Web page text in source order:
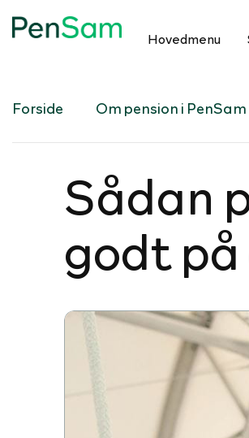
Hovedmenu
Forside Om pension i PenSam
Sådan
godt på